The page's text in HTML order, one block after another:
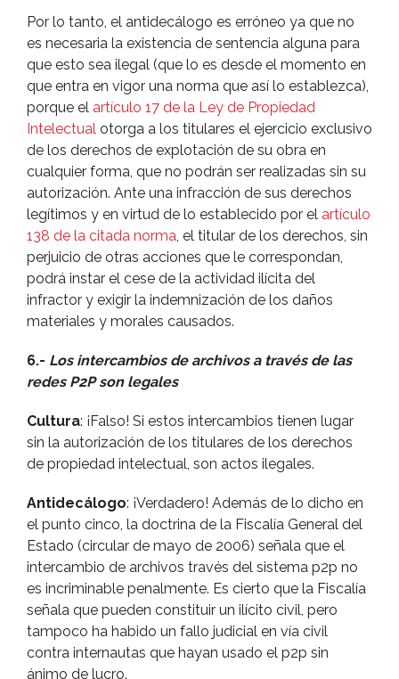
Por lo tanto, el antidecálogo es erróneo ya que no
es necesaria la existencia de sentencia alguna para
que esto sea ilegal (que lo es desde el momento en
que entra en vigor una norma que así­ lo establezca),
porque el artí­culo 17 de la Ley de Propiedad
Intelectual otorga a los titulares el ejercicio exclusivo
de los derechos de explotación de su obra en
cualquier forma, que no podrán ser realizadas sin su
autorización. Ante una infracción de sus derechos
legí­timos y en virtud de lo establecido por el artí­culo
138 de la citada norma, el titular de los derechos, sin
perjuicio de otras acciones que le correspondan,
podrá instar el cese de la actividad ilí­cita del
infractor y exigir la indemnización de los daños
materiales y morales causados.
6.- Los intercambios de archivos a través de las
redes P2P son legales
Cultura: ¡Falso! Si estos intercambios tienen lugar
sin la autorización de los titulares de los derechos
de propiedad intelectual, son actos ilegales.
Antidecálogo: ¡Verdadero! Además de lo dicho en
el punto cinco, la doctrina de la Fiscalí­a General del
Estado (circular de mayo de 2006) señala que el
intercambio de archivos través del sistema p2p no
es incriminable penalmente. Es cierto que la Fiscalí­a
señala que pueden constituir un ilí­cito civil, pero
tampoco ha habido un fallo judicial en ví­a civil
contra internautas que hayan usado el p2p sin
ánimo de lucro.